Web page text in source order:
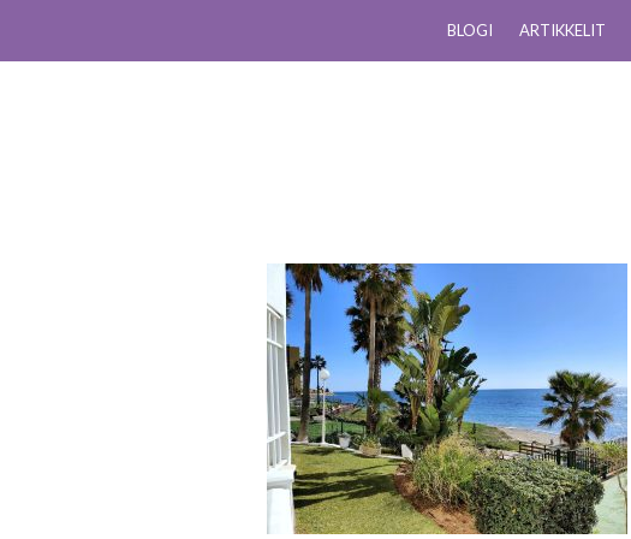
BLOGI ARTIKKELIT